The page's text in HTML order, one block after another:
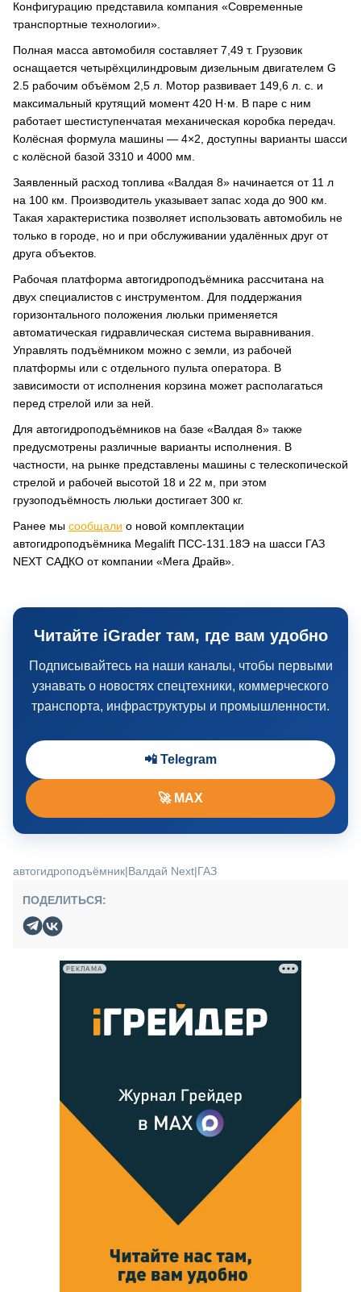
Конфигурацию представила компания «Современные
транспортные технологии».
Полная масса автомобиля составляет 7,49 т. Грузовик
оснащается четырёхцилиндровым дизельным двигателем G
2.5 рабочим объёмом 2,5 л. Мотор развивает 149,6 л. с. и
максимальный крутящий момент 420 Н·м. В паре с ним
работает шестиступенчатая механическая коробка передач.
Колёсная формула машины — 4×2, доступны варианты шасси
с колёсной базой 3310 и 4000 мм.
Заявленный расход топлива «Валдая 8» начинается от 11 л
на 100 км. Производитель указывает запас хода до 900 км.
Такая характеристика позволяет использовать автомобиль не
только в городе, но и при обслуживании удалённых друг от
друга объектов.
Рабочая платформа автогидроподъёмника рассчитана на
двух специалистов с инструментом. Для поддержания
горизонтального положения люльки применяется
автоматическая гидравлическая система выравнивания.
Управлять подъёмником можно с земли, из рабочей
платформы или с отдельного пульта оператора. В
зависимости от исполнения корзина может располагаться
перед стрелой или за ней.
Для автогидроподъёмников на базе «Валдая 8» также
предусмотрены различные варианты исполнения. В
частности, на рынке представлены машины с телескопической
стрелой и рабочей высотой 18 и 22 м, при этом
грузоподъёмность люльки достигает 300 кг.
Ранее мы сообщали о новой комплектации
автогидроподъёмника Megalift ПСС-131.18Э на шасси ГАЗ
NEXT САДКО от компании «Мега Драйв».
Читайте iGrader там, где вам удобно
Подписывайтесь на наши каналы, чтобы первыми
узнавать о новостях спецтехники, коммерческого
транспорта, инфраструктуры и промышленности.
📲 Telegram
🚀 MAX
автогидроподъёмник|Валдай Next|ГАЗ
ПОДЕЛИТЬСЯ:
РЕКЛАМА